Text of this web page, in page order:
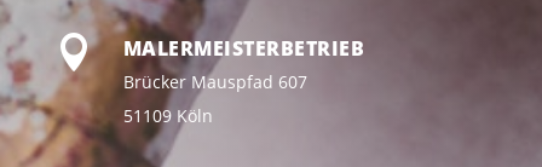
 MALERMEISTERBETRIEB
Brücker Mauspfad 607
51109 Köln